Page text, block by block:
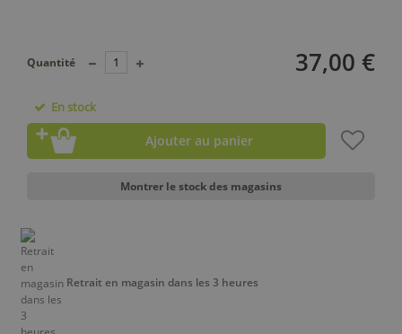
37,00 €
Quantité
En stock
Ajouter au panier
Montrer le stock des magasins
Retrait en magasin dans les 3 heures